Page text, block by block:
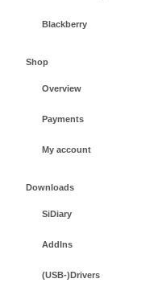
Blackberry
Shop
Overview
Payments
My account
Downloads
SiDiary
AddIns
(USB-)Drivers